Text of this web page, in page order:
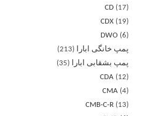
CD
17
CDX
19
DWO
6
پمپ خانگی ابارا
213
پمپ بشقابی ابارا
35
CDA
12
CMA 4
CMB-C-R
13